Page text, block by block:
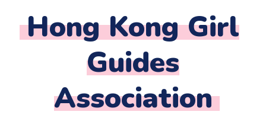
Hong Kong Girl
Guides
Association